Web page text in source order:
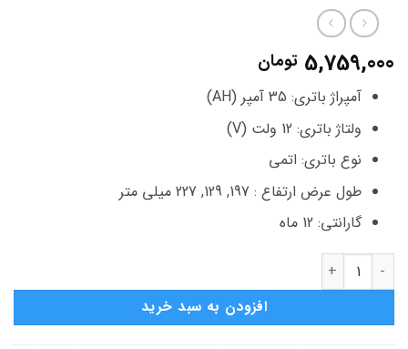
5,759,000 تومان
آمپراژ باتری: 35 آمپر (AH)
ولتاژ باتری: 12 ولت (V)
نوع باتری: اتمی
طول عرض ارتفاع : 197, 129, 227 میلی متر
گارانتی: 12 ماه
افزودن به سبد خرید